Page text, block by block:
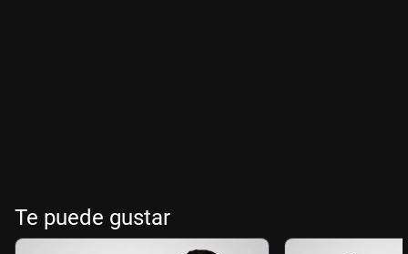
Te puede gustar